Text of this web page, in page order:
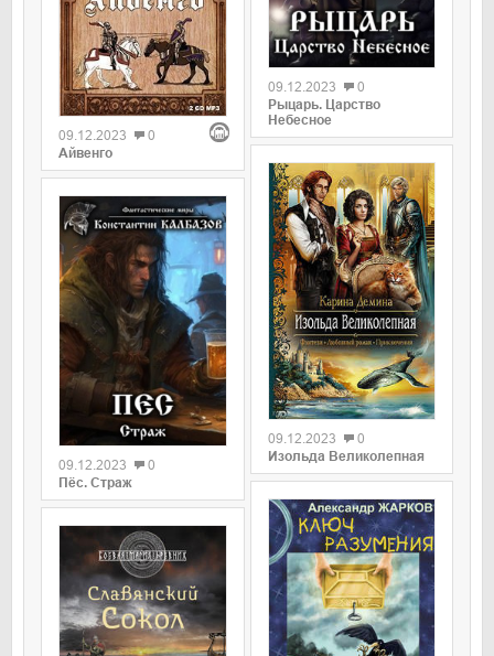
09.12.2023
0
Айвенго
09.12.2023
0
Пёс. Страж
09.12.2023
0
Рыцарь. Царство
Небесное
09.12.2023
0
Изольда Великолепная